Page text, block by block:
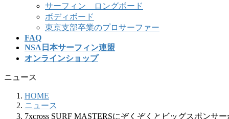
サーフィン ロングボード
ボディボード
東京支部卒業のプロサーファー
FAQ
NSA日本サーフィン連盟
オンラインショップ
ニュース
HOME
ニュース
7xcross SURF MASTERSにぞくぞくとビッグスポンサ